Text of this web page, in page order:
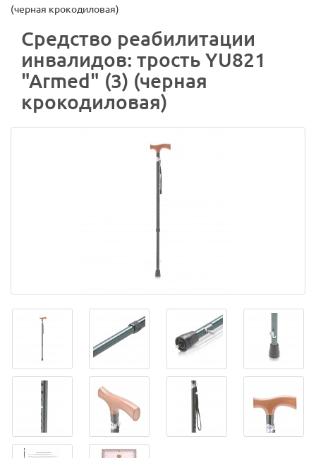
(черная крокодиловая)
Средство реабилитации
инвалидов: трость YU821
"Armed" (3) (черная
крокодиловая)